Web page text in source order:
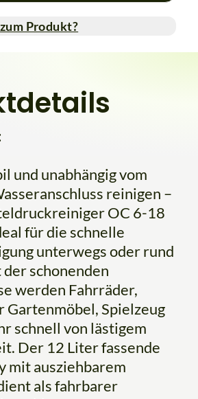
Produkt?
und unabhängig vom
reinigen –
OC 6-18
für die schnelle
unterwegs oder rund
schonenden
werden Fahrräder,
Gartenmöbel, Spielzeug
schnell von lästigem
Der 12 Liter fassende
mit ausziehbarem
als fahrbarer